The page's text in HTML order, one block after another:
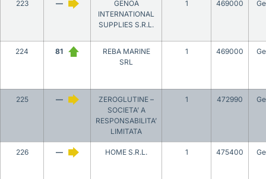
223 —
GENOA
INTERNATIONAL
SUPPLIES S.R.L.
1 469000
224 81
REBA MARINE
SRL
1 469000
225 —
ZEROGLUTINE –
SOCIETA’ A
RESPONSABILITA’
LIMITATA
1 472990
226 — HOME S.R.L. 1 475400